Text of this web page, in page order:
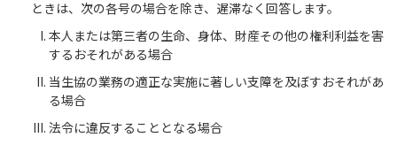
ときは、次の各号の場合を除き、遅滞なく回答します。
本人または第三者の生命、身体、財産その他の権利利益を害
するおそれがある場合
当生協の業務の適正な実施に著しい支障を及ぼすおそれがあ
る場合
法令に違反することとなる場合